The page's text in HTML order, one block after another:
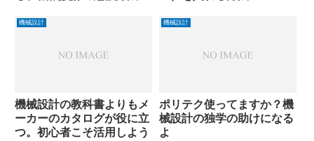
機械設計
機械設計の教科書よりもメ
ーカーのカタログが役に立
つ。初心者こそ活用しよう
機械設計
ポリテク使ってますか？機
械設計の独学の助けになる
よ